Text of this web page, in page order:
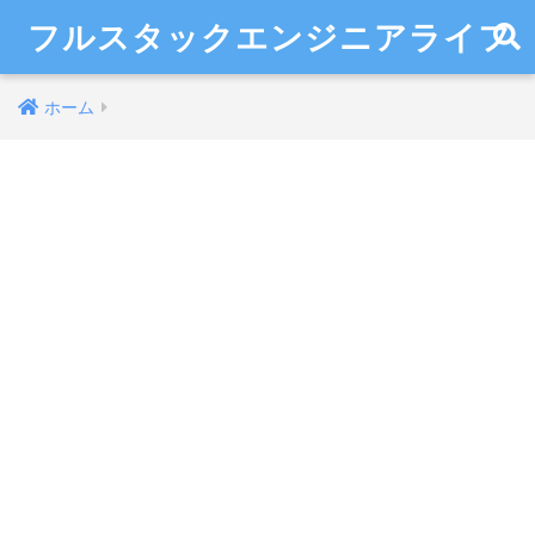
フルスタックエンジニアライフ
ホーム